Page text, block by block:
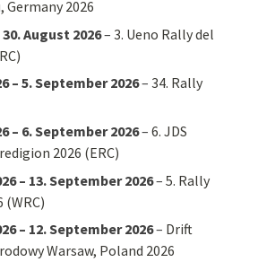
Germany 2026
30. August 2026–3. Ueno Rally del
– 5. September 2026–34. Rally
– 6. September 2026–6. JDS
2026 (ERC)
– 13. September 2026–5. Rally
(WRC)
– 12. September 2026– Drift
Warsaw, Poland 2026